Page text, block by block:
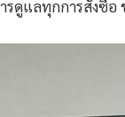
ารดูแลทุกการสั่ง